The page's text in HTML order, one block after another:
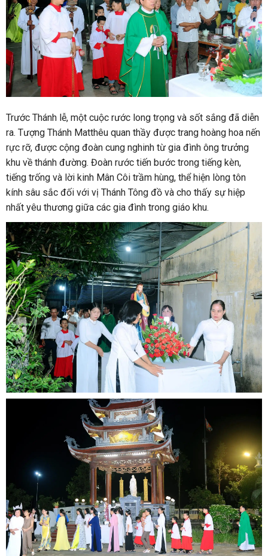
Trước Thánh lễ, một cuộc rước long trọng và sốt sắng đã diễn
ra. Tượng Thánh Matthêu quan thầy được trang hoàng hoa nến
rực rỡ, được cộng đoàn cung nghinh từ gia đình ông trưởng
khu về thánh đường. Đoàn rước tiến bước trong tiếng kèn,
tiếng trống và lời kinh Mân Côi trầm hùng, thể hiện lòng tôn
kính sâu sắc đối với vị Thánh Tông đồ và cho thấy sự hiệp
nhất yêu thương giữa các gia đình trong giáo khu.